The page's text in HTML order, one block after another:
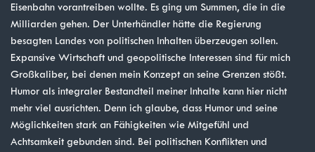
Eisenbahn vorantreiben wollte. Es ging um Summen, die in die
Milliarden gehen. Der Unterhändler hätte die Regierung
besagten Landes von politischen Inhalten überzeugen sollen.
Expansive Wirtschaft und geopolitische Interessen sind für mich
Großkaliber, bei denen mein Konzept an seine Grenzen stößt.
Humor als integraler Bestandteil meiner Inhalte kann hier nicht
mehr viel ausrichten. Denn ich glaube, dass Humor und seine
Möglichkeiten stark an Fähigkeiten wie Mitgefühl und
Achtsamkeit gebunden sind. Bei politischen Konflikten und